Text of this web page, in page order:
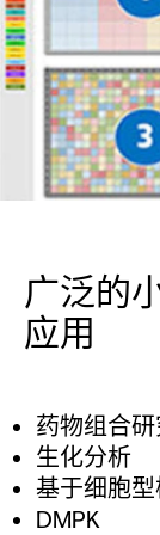
广泛的
应用
药物组合
生化分析
基于细胞型
DMPK